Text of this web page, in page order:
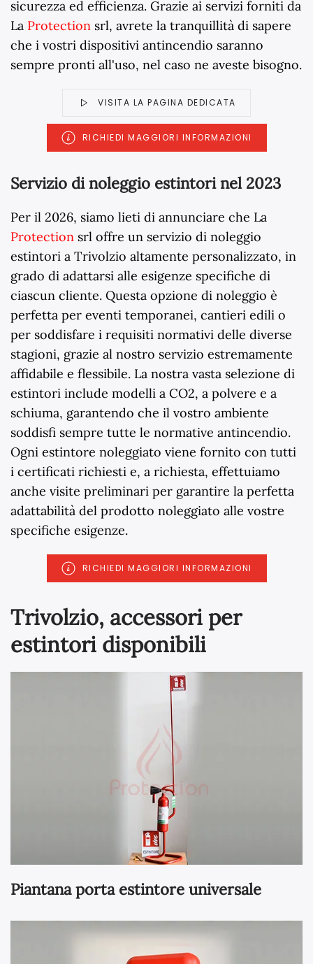
sicurezza ed efficienza. Grazie ai servizi forniti da
La Protection srl, avrete la tranquillità di sapere
che i vostri dispositivi antincendio saranno
sempre pronti all'uso, nel caso ne aveste bisogno.
VISITA LA PAGINA DEDICATA
RICHIEDI MAGGIORI INFORMAZIONI
Servizio di noleggio estintori nel 2023
Per il 2026, siamo lieti di annunciare che La
Protection srl offre un servizio di noleggio
estintori a Trivolzio altamente personalizzato, in
grado di adattarsi alle esigenze specifiche di
ciascun cliente. Questa opzione di noleggio è
perfetta per eventi temporanei, cantieri edili o
per soddisfare i requisiti normativi delle diverse
stagioni, grazie al nostro servizio estremamente
affidabile e flessibile. La nostra vasta selezione di
estintori include modelli a CO2, a polvere e a
schiuma, garantendo che il vostro ambiente
soddisfi sempre tutte le normative antincendio.
Ogni estintore noleggiato viene fornito con tutti
i certificati richiesti e, a richiesta, effettuiamo
anche visite preliminari per garantire la perfetta
adattabilità del prodotto noleggiato alle vostre
specifiche esigenze.
RICHIEDI MAGGIORI INFORMAZIONI
Trivolzio, accessori per
estintori disponibili
Piantana porta estintore universale